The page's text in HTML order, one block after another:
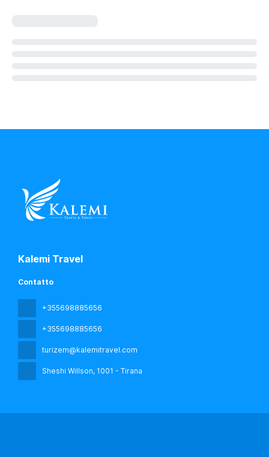
Kalemi Travel
Contatto
+355698885656
+355698885656
turizem@kalemitravel.com
Sheshi Willson, 1001 - Tirana